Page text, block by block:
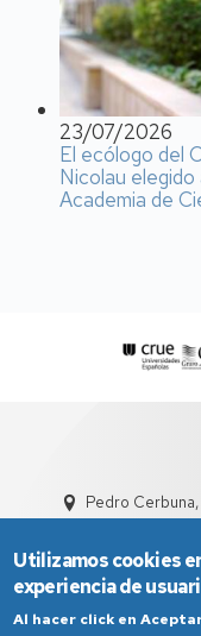
23/07/2026
El ecólogo del
Nicolau elegido
Academia de
Pedro
Utilizamos cookies
experiencia de
Al hacer click en